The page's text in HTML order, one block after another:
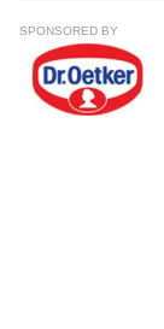
SPONSORED BY